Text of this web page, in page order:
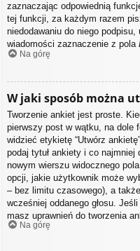
zaznaczając odpowiednią
tej funkcji, za każdym razem
niedodawaniu do niego
wiadomości zaznaczenie z pola
Na górę
W jaki sposób można
Tworzenie ankiet jest proste.
pierwszy post w wątku, na dole
widzieć etykietę “Utwórz
podaj tytuł ankiety i co
nowym wierszu widocznego
opcji, jakie użytkownik może
– bez limitu czasowego), a
wcześniej oddanego głosu.
masz uprawnień do tworzenia
Na górę